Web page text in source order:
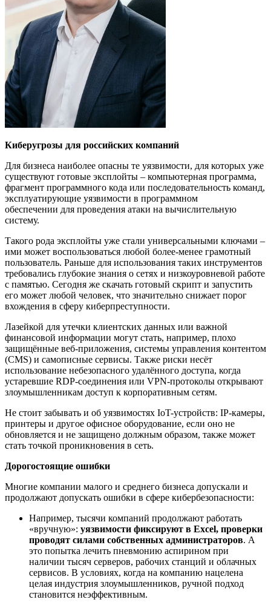
Киберугрозы для российских компаний
Для бизнеса наиболее опасны те уязвимости, для которых уже
существуют готовые эксплойты – компьютерная программа,
фрагмент программного кода или последовательность команд,
эксплуатирующие уязвимости в программном
обеспечении для проведения атаки на вычислительную
систему.
Такого рода эксплойты уже стали универсальными ключами –
ими может воспользоваться любой более-менее грамотный
пользователь. Раньше для использования таких инструментов
требовались глубокие знания о сетях и низкоуровневой работе
с памятью. Сегодня же скачать готовый скрипт и запустить
его может любой человек, что значительно снижает порог
вхождения в сферу киберпреступности.
Лазейкой для утечки клиентских данных или важной
финансовой информации могут стать, например, плохо
защищённые веб-приложения, системы управления контентом
(CMS) и самописные сервисы. Также риски несёт
использование небезопасного удалённого доступа, когда
устаревшие RDP-соединения или VPN-протоколы открывают
злоумышленникам доступ к корпоративным сетям.
Не стоит забывать и об уязвимостях IoT-устройств: IP-камеры,
принтеры и другое офисное оборудование, если оно не
обновляется и не защищено должным образом, также может
стать точкой проникновения в сеть.
Дорогостоящие ошибки
Многие компании малого и среднего бизнеса допускали и
продолжают допускать ошибки в сфере кибербезопасности:
Например, тысячи компаний продолжают работать
«вручную»: уязвимости фиксируют в Excel, проверки
проводят силами собственных администраторов. А
это попытка лечить пневмонию аспирином при
наличии тысяч серверов, рабочих станций и облачных
сервисов. В условиях, когда на компанию нацелена
целая индустрия злоумышленников, ручной подход
становится неэффективным.